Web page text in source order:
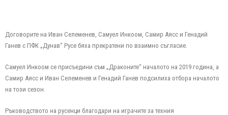
Договорите на Иван Селеменев, Самуел Инкоом, Самир Аясс и Генадий
Ганев с ПФК „Дунав“ Русе бяха прекратени по взаимно съгласие.
Самуел Инкоом се присъедини съм „Драконите“ началото на 2019 година, а
Самир Аясс и Иван Селеменев и Генадий Ганев подсилиха отбора началото
на този сезон.
Ръководството на русенци благодари на играчите за техния